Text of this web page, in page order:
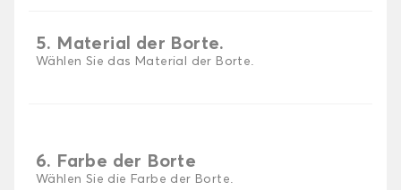
5. Material der Borte.
Wählen Sie das Material der Borte.
6. Farbe der Borte
Wählen Sie die Farbe der Borte.